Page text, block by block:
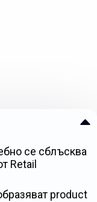
се сблъсква
Retail
product